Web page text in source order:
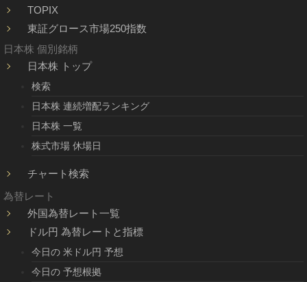
TOPIX
東証グロース市場250指数
日本株 個別銘柄
日本株 トップ
検索
日本株 連続増配ランキング
日本株 一覧
株式市場 休場日
チャート検索
為替レート
外国為替レート一覧
ドル円 為替レートと指標
今日の 米ドル円 予想
今日の 予想根拠